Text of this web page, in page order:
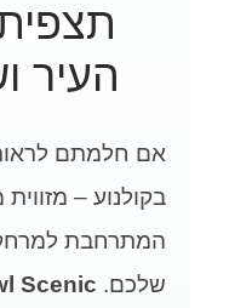
העיר
אם חלמתם
בקולנוע –
המתרחבת
שלכם. Scenic